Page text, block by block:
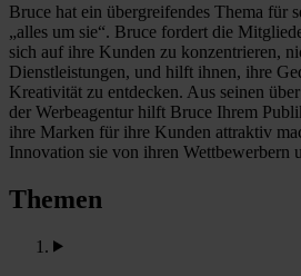
Bruce hat ein übergreifendes Thema für
„alles um sie“. Bruce fordert die
sich auf ihre Kunden zu konzentrieren,
Dienstleistungen, und hilft ihnen, ihre
Kreativität zu entdecken. Aus seinen
der Werbeagentur hilft Bruce Ihrem
ihre Marken für ihre Kunden attraktiv
Innovation sie von ihren Wettbewerbern
Themen